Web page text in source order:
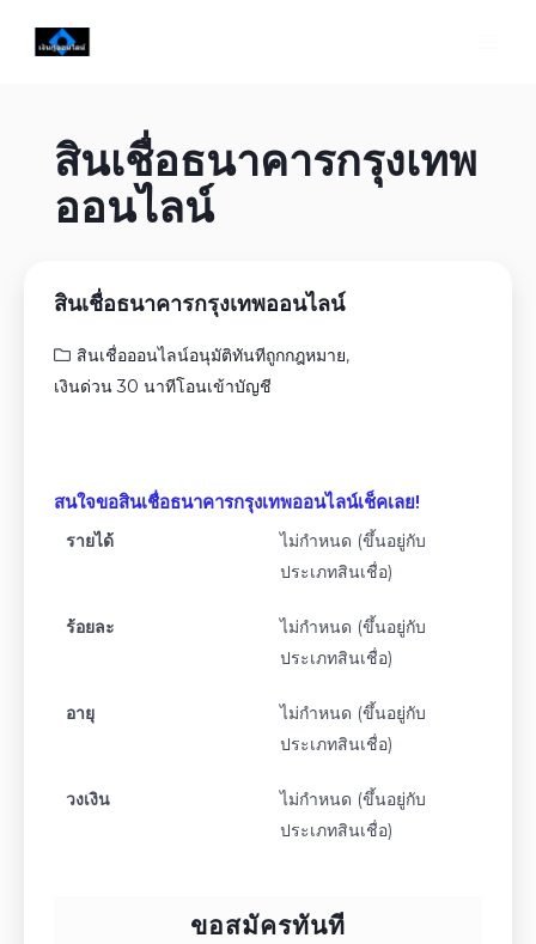
สินเชื่อธนาคารกรุงเทพ
ออนไลน์
สินเชื่อธนาคารกรุงเทพออนไลน์
สินเชื่อออนไลน์อนุมัติทันทีถูกกฎหมาย,
เงินด่วน 30 นาทีโอนเข้าบัญชี
สนใจขอสินเชื่อธนาคารกรุงเทพออนไลน์เช็คเลย!
รายได้
ไม่กำหนด (ขึ้นอยู่กับ
ประเภทสินเชื่อ)
ร้อยละ
ไม่กำหนด (ขึ้นอยู่กับ
ประเภทสินเชื่อ)
อายุ
ไม่กำหนด (ขึ้นอยู่กับ
ประเภทสินเชื่อ)
วงเงิน
ไม่กำหนด (ขึ้นอยู่กับ
ประเภทสินเชื่อ)
ขอสมัครทันที